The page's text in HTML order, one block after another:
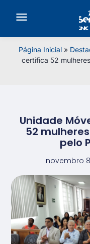
Página Inicial »
certifica 52
Unidade
52
pelo
novembro